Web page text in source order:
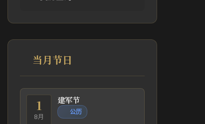
当月节日
1
8月
建军节
公历